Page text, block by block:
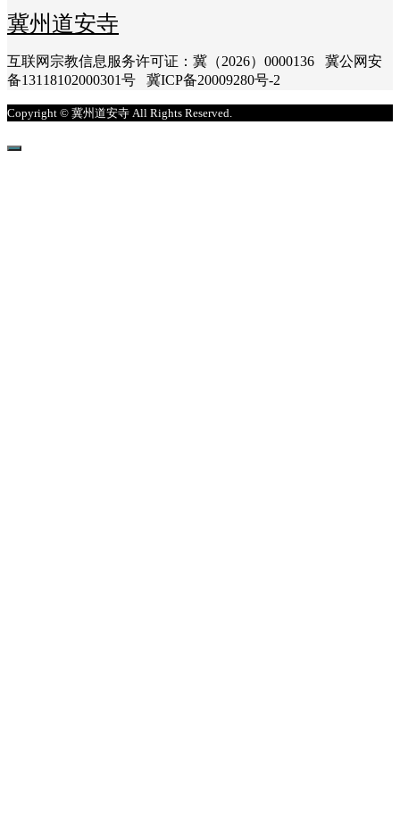
冀州道安寺
互联网宗教信息服务许可证：冀（2026）0000136 冀公网安
备13118102000301号 冀ICP备20009280号-2
Copyright © 冀州道安寺 All Rights Reserved.